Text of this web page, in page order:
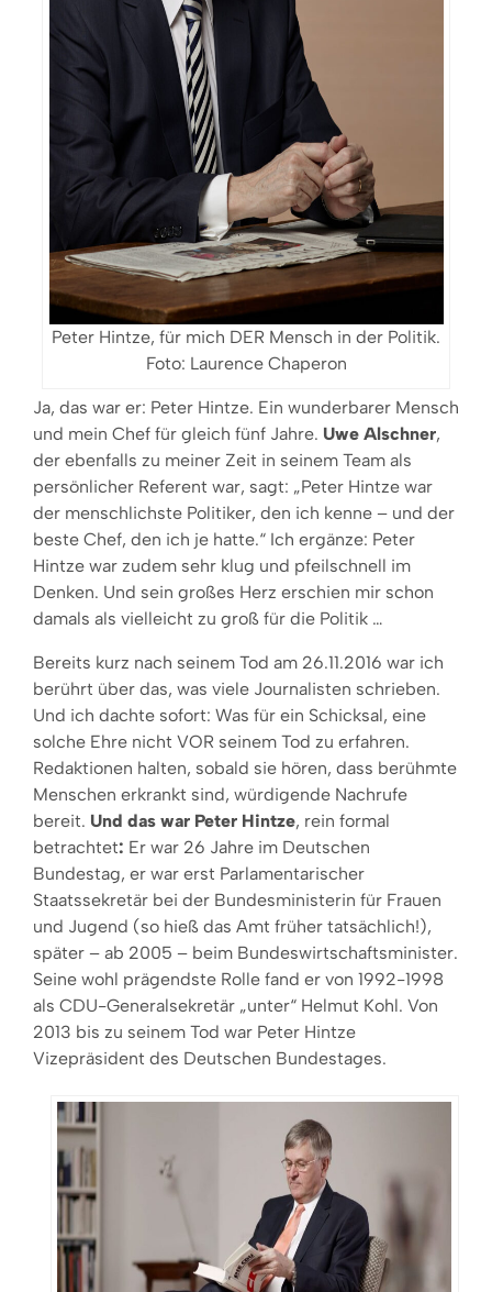
Peter Hintze, für mich DER Mensch in der Politik.
Foto: Laurence Chaperon
Ja, das war er: Peter Hintze. Ein wunderbarer Mensch
und mein Chef für gleich fünf Jahre. Uwe Alschner,
der ebenfalls zu meiner Zeit in seinem Team als
persönlicher Referent war, sagt: „Peter Hintze war
der menschlichste Politiker, den ich kenne – und der
beste Chef, den ich je hatte.“ Ich ergänze: Peter
Hintze war zudem sehr klug und pfeilschnell im
Denken. Und sein großes Herz erschien mir schon
damals als vielleicht zu groß für die Politik …
Bereits kurz nach seinem Tod am 26.11.2016 war ich
berührt über das, was viele Journalisten schrieben.
Und ich dachte sofort: Was für ein Schicksal, eine
solche Ehre nicht VOR seinem Tod zu erfahren.
Redaktionen halten, sobald sie hören, dass berühmte
Menschen erkrankt sind, würdigende Nachrufe
bereit. Und das war Peter Hintze, rein formal
betrachtet: Er war 26 Jahre im Deutschen
Bundestag, er war erst Parlamentarischer
Staatssekretär bei der Bundesministerin für Frauen
und Jugend (so hieß das Amt früher tatsächlich!),
später – ab 2005 – beim Bundeswirtschaftsminister.
Seine wohl prägendste Rolle fand er von 1992-1998
als CDU-Generalsekretär „unter“ Helmut Kohl. Von
2013 bis zu seinem Tod war Peter Hintze
Vizepräsident des Deutschen Bundestages.